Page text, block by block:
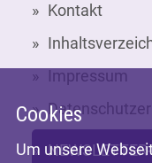
Kontakt
Impressum
Cookies
Um unsere